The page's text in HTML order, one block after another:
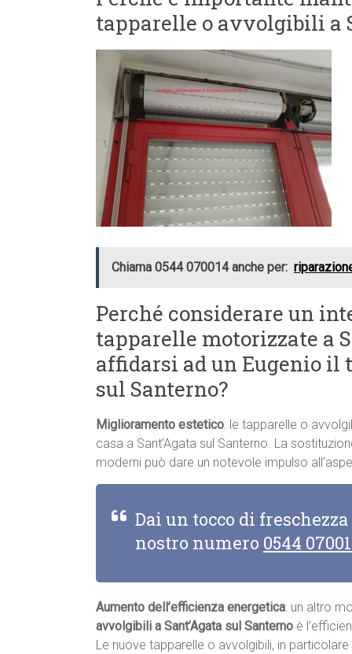
tapparelle o avvolgibili a
Chiama 0544 070014 anche per:
Perché considerare un
tapparelle motorizzate a
affidarsi ad un Eugenio il
sul Santerno?
Miglioramento estetico: le tapparelle o
casa a Sant’Agata sul Santerno. La
moderni può dare un notevole impulso
Dai un tocco di
nostro numero 0544
Aumento dell’efficienza energetica: un altro
avvolgibili a Sant’Agata sul Santerno è
Le nuove tapparelle o avvolgibili, in